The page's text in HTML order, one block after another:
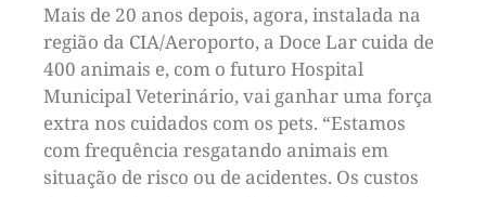
Mais de 20 anos depois, agora, instalada na
região da CIA/Aeroporto, a Doce Lar cuida de
400 animais e, com o futuro Hospital
Municipal Veterinário, vai ganhar uma força
extra nos cuidados com os pets. “Estamos
com frequência resgatando animais em
situação de risco ou de acidentes. Os custos